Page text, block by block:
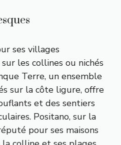
ses villages
les collines ou nichés
Terre, un ensemble
sur la côte ligure, offre
et des sentiers
Positano, sur la
pour ses maisons